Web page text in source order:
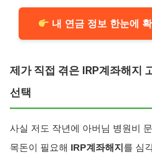
내 연금 정보 한눈에
제가 직접 겪은 IRP계좌해지
선택
사실 저도 작년에 아버님 병원비
목돈이 필요해 IRP계좌해지 를 심